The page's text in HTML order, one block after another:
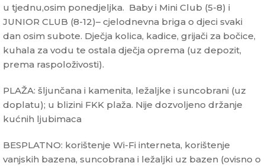
u tjednu,osim ponedjeljka. Baby i Mini Club (5-8) i
JUNIOR CLUB (8-12)– cjelodnevna briga o djeci svaki
dan osim subote. Dječja kolica, kadice, grijači za bočice,
kuhala za vodu te ostala dječja oprema (uz depozit,
prema raspoloživosti).
PLAŽA: šljunčana i kamenita, ležaljke i suncobrani (uz
doplatu); u blizini FKK plaža. Nije dozvoljeno držanje
kućnih ljubimaca
BESPLATNO: korištenje Wi-Fi interneta, korištenje
vanjskih bazena, suncobrana i ležaljki uz bazen (ovisno o